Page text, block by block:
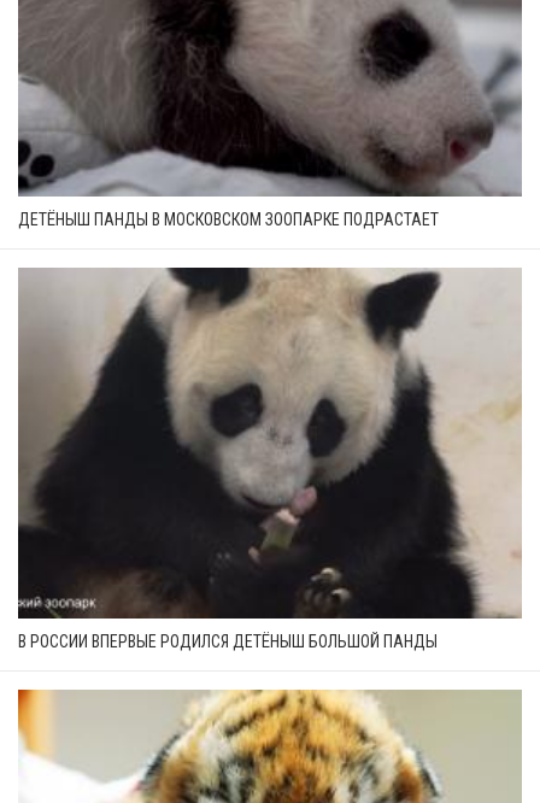
ДЕТЁНЫШ ПАНДЫ В МОСКОВСКОМ ЗООПАРКЕ ПОДРАСТАЕТ
В РОССИИ ВПЕРВЫЕ РОДИЛСЯ ДЕТЁНЫШ БОЛЬШОЙ ПАНДЫ